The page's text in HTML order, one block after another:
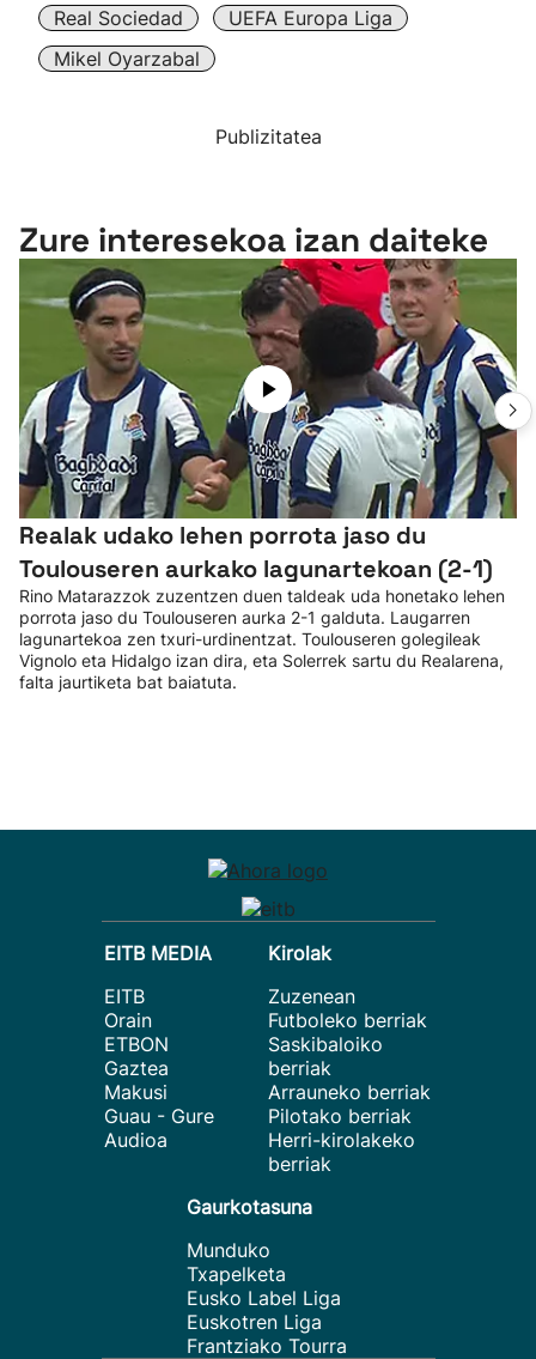
Real Sociedad
UEFA Europa Liga
Mikel Oyarzabal
Publizitatea
Zure interesekoa izan daiteke
Realak udako lehen porrota jaso du
Toulouseren aurkako lagunartekoan (2-1)
Rino Matarazzok zuzentzen duen taldeak uda honetako lehen
porrota jaso du Toulouseren aurka 2-1 galduta. Laugarren
lagunartekoa zen txuri-urdinentzat. Toulouseren golegileak
Vignolo eta Hidalgo izan dira, eta Solerrek sartu du Realarena,
falta jaurtiketa bat baiatuta.
EITB MEDIA
EITB
Orain
ETBON
Gaztea
Makusi
Guau - Gure
Audioa
Kirolak
Zuzenean
Futboleko berriak
Saskibaloiko
berriak
Arrauneko berriak
Pilotako berriak
Herri-kirolakeko
berriak
Gaurkotasuna
Munduko
Txapelketa
Eusko Label Liga
Euskotren Liga
Frantziako Tourra